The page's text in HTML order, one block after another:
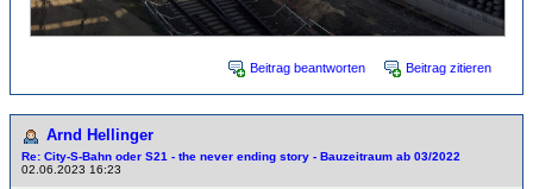
Beitrag beantworten Beitrag zitieren
Arnd Hellinger
Re: City-S-Bahn oder S21 - the never ending story - Bauzeitraum ab 03/2022
02.06.2023 16:23